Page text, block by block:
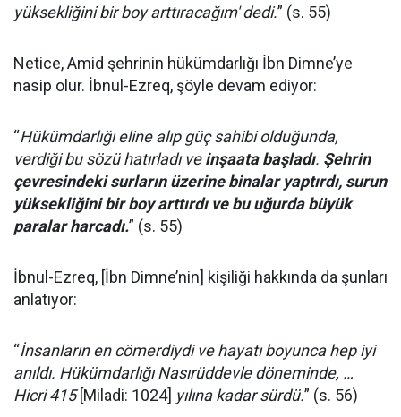
yüksekliğini bir boy arttıracağım' dedi.” (s. 55)
Netice, Amid şehrinin hükümdarlığı İbn Dimne’ye
nasip olur. İbnul-Ezreq, şöyle devam ediyor:
“Hükümdarlığı eline alıp güç sahibi olduğunda,
verdiği bu sözü hatırladı veinşaata başladı. Şehrin
çevresindeki surların üzerine binalar yaptırdı, surun
yüksekliğini bir boy arttırdı ve bu uğurda büyük
paralar harcadı.” (s. 55)
İbnul-Ezreq, [İbn Dimne’nin] kişiliği hakkında da şunları
anlatıyor:
“İnsanların en cömerdiydi ve hayatı boyunca hep iyi
anıldı. Hükümdarlığı Nasırüddevle döneminde, …
Hicri 415[Miladi: 1024] yılına kadar sürdü.” (s. 56)